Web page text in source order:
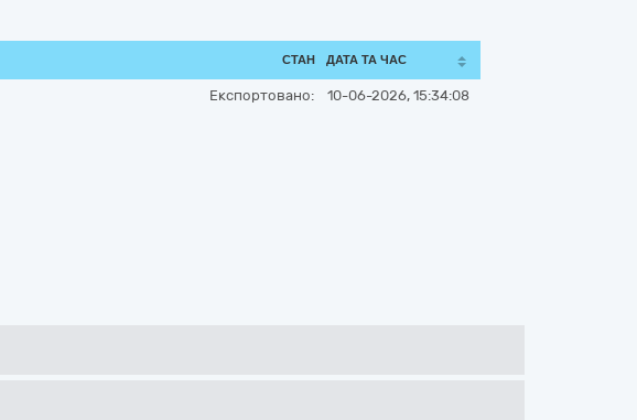
СТАН ДАТА ТА ЧАС
Експортовано: 10-06-2026, 15:34:08